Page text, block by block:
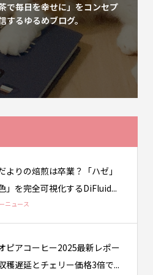
で毎日を幸せに」をコンセプ
するゆるめブログ。
よりの焙煎は卒業？「ハゼ」
」を完全可視化するDiFluid...
ニュース
ピアコーヒー2025最新レポー
穫遅延とチェリー価格3倍で...